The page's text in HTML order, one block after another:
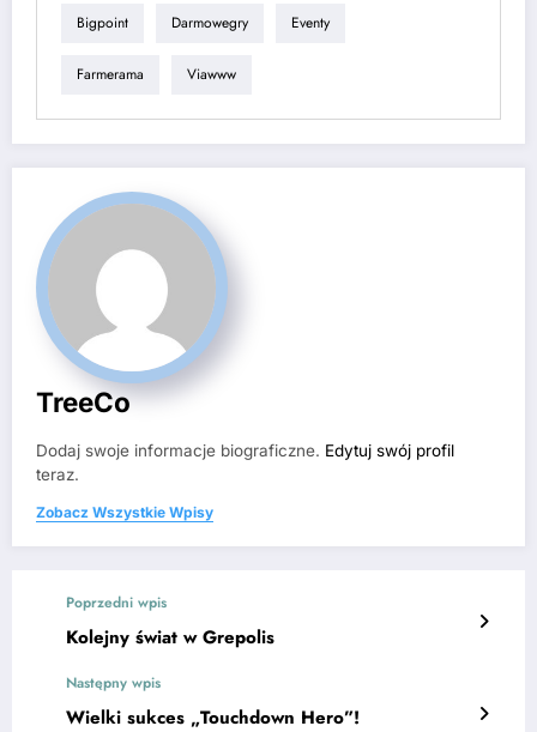
Bigpoint Darmowegry Eventy
Farmerama Viawww
TreeCo
Dodaj swoje informacje biograficzne. Edytuj swój profil
teraz.
Zobacz Wszystkie Wpisy
Poprzedni wpis
Kolejny świat w Grepolis
Następny wpis
Wielki sukces „Touchdown Hero”!